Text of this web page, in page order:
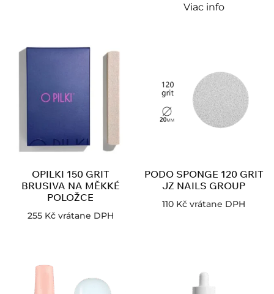
Viac info
OPILKI 150 GRIT
BRUSIVA NA MĚKKÉ
POLOŽCE
255 Kč vrátane DPH
PODO SPONGE 120 GRIT
JZ NAILS GROUP
110 Kč vrátane DPH